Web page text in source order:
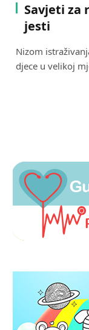
Savjeti za
jesti
Nizom
djece u velikoj